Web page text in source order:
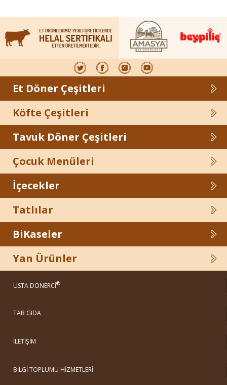
Et Döner Çeşitleri
Köfte Çeşitleri
Tavuk Döner Çeşitleri
Çocuk Menüleri
İçecekler
Tatlılar
BiKaseler
Yan Ürünler
USTA DÖNERCİ®
TAB GIDA
İLETİŞİM
BİLGİ TOPLUMU HİZMETLERİ